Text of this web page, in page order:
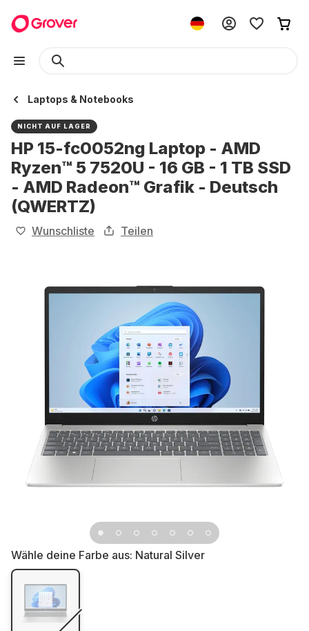
Laptops & Notebooks
NICHT AUF LAGER
HP 15-fc0052ng Laptop - AMD
Ryzen™ 5 7520U - 16 GB - 1 TB SSD
- AMD Radeon™ Grafik - Deutsch
(QWERTZ)
Wunschliste Teilen
Wähle deine Farbe aus: Natural Silver